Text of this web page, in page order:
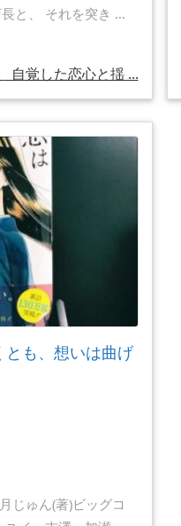
と、 それを突き ...
自覚した恋心と揺 ...
も、想いは曲げ
じゅん(著)ビッグコ